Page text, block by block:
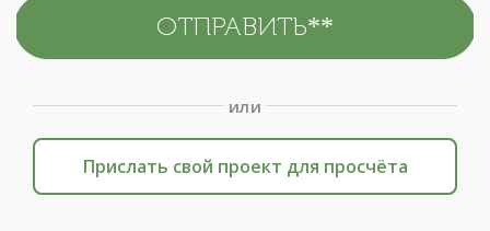
или
Прислать свой проект для просчёта